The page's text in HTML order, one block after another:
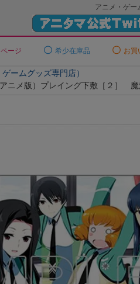
アニメ・ゲー
ージ 希少在庫品 お買
ームグッズ専門店）
ニメ版）プレイング下敷［２］